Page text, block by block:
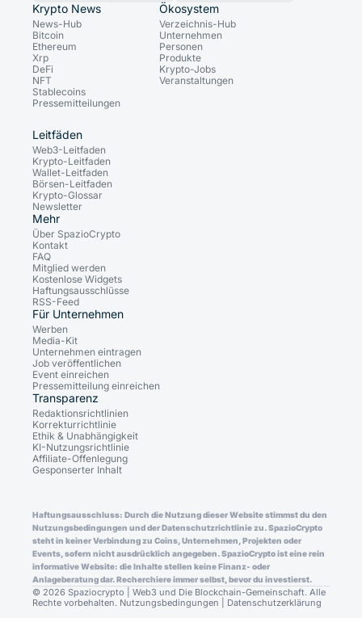
Krypto News
News-Hub
Bitcoin
Ethereum
Xrp
DeFi
NFT
Stablecoins
Pressemitteilungen
Ökosystem
Verzeichnis-Hub
Unternehmen
Personen
Produkte
Krypto-Jobs
Veranstaltungen
Leitfäden
Web3-Leitfaden
Krypto-Leitfaden
Wallet-Leitfaden
Börsen-Leitfaden
Krypto-Glossar
Newsletter
Mehr
Über SpazioCrypto
Kontakt
FAQ
Mitglied werden
Kostenlose Widgets
Haftungsausschlüsse
RSS-Feed
Für Unternehmen
Werben
Media-Kit
Unternehmen eintragen
Job veröffentlichen
Event einreichen
Pressemitteilung einreichen
Transparenz
Redaktionsrichtlinien
Korrekturrichtlinie
Ethik & Unabhängigkeit
KI-Nutzungsrichtlinie
Affiliate-Offenlegung
Gesponserter Inhalt
Haftungsausschluss: Durch die Nutzung dieser Website stimmst du den
Nutzungsbedingungen und der Datenschutzrichtlinie zu. SpazioCrypto
steht in keiner Verbindung zu Coins, Unternehmen, Projekten oder
Events, sofern nicht ausdrücklich angegeben. SpazioCrypto ist eine rein
informative Website: die Inhalte stellen keine Finanz- oder
Anlageberatung dar. Recherchiere immer selbst, bevor du investierst.
© 2026 Spaziocrypto | Web3 und Die Blockchain-Gemeinschaft. Alle
Rechte vorbehalten. Nutzungsbedingungen Datenschutzerklärung